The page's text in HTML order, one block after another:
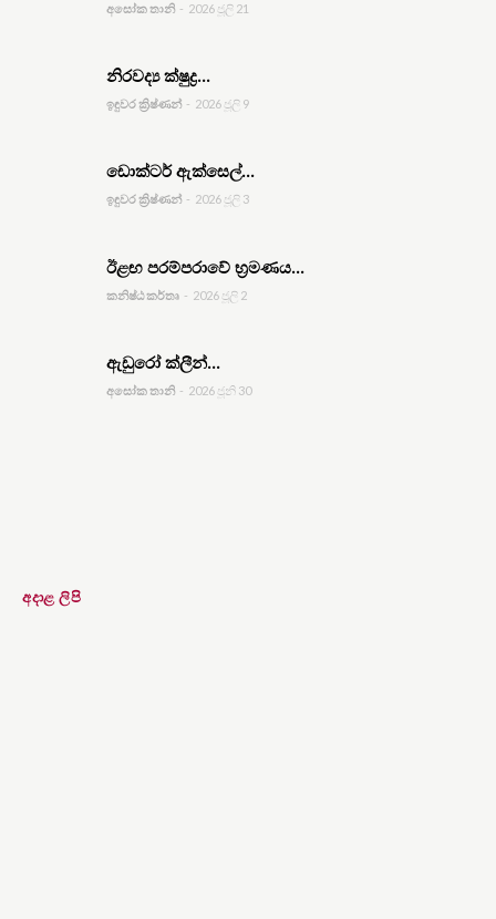
අසෝක තානි - 2026 ජූලි 21
නිරවද්‍ය ක්ෂුද්‍ර...
ඉඳුවර ක්‍රිෂ්ණන් - 2026 ජූලි 9
ඩොක්ටර් ඇක්සෙල්...
ඉඳුවර ක්‍රිෂ්ණන් - 2026 ජූලි 3
ඊළඟ පරම්පරාවේ භ්‍රමණය...
කනිෂ්ඨ කර්තෘ - 2026 ජූලි 2
ඇඩුරෝ ක්ලීන්...
අසෝක තානි - 2026 ජූනි 30
අදාළ ලිපි